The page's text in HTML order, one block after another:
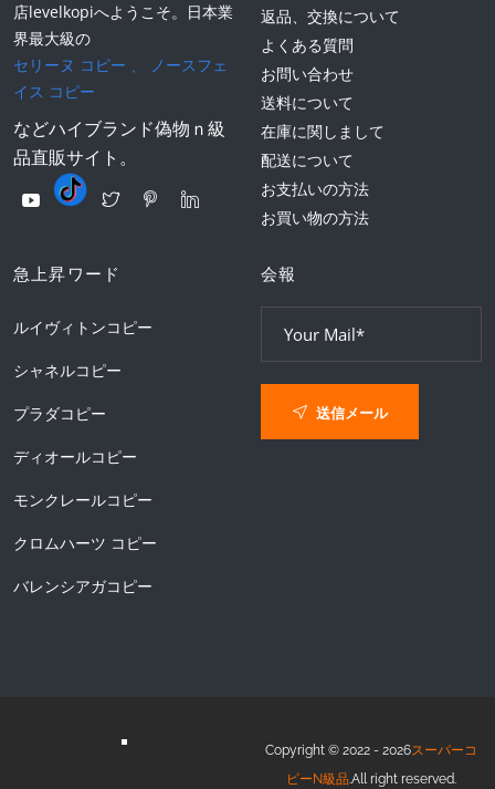
店levelkopiへようこそ。日本業
界最大級の
セリーヌ コピー 、
ノースフェ
イス コピー
などハイブランド偽物ｎ級
品直販サイト。
返品、交換について
よくある質問
お問い合わせ
送料について
在庫に関しまして
配送について
お支払いの方法
お買い物の方法
急上昇ワード
ルイヴィトンコピー
シャネルコピー
プラダコピー
ディオールコピー
モンクレールコピー
クロムハーツ コピー
バレンシアガコピー
会報
送信メール
Copyright © 2022 - 2026スーパーコ
ピーN級品.All right reserved.